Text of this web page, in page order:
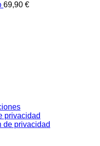
69,90 €
privacidad
de privacidad